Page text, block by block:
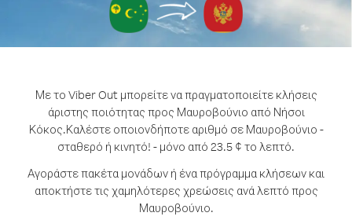
Με το Viber Out μπορείτε να πραγματοποιείτε κλήσεις
άριστης ποιότητας προς Μαυροβούνιο από Νήσοι
Κόκος.Καλέστε οποιονδήποτε αριθμό σε Μαυροβούνιο -
σταθερό ή κινητό! - μόνο από 23.5 ¢ το λεπτό.
Αγοράστε πακέτα μονάδων ή ένα πρόγραμμα κλήσεων και
αποκτήστε τις χαμηλότερες χρεώσεις ανά λεπτό προς
Μαυροβούνιο.